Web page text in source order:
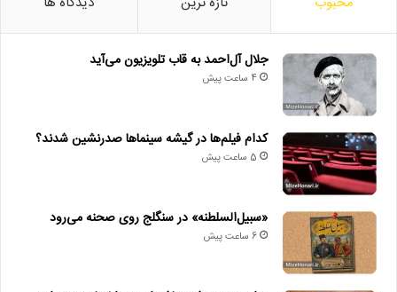
جلال آل‌احمد به قاب تلویزیون می‌آید
4 ساعت پیش
کدام فیلم‌ها در گیشه سینماها صدرنشین شدند؟
5 ساعت پیش
«سبیل‌السلطنه» در سنگلج روی صحنه می‌رود
6 ساعت پیش